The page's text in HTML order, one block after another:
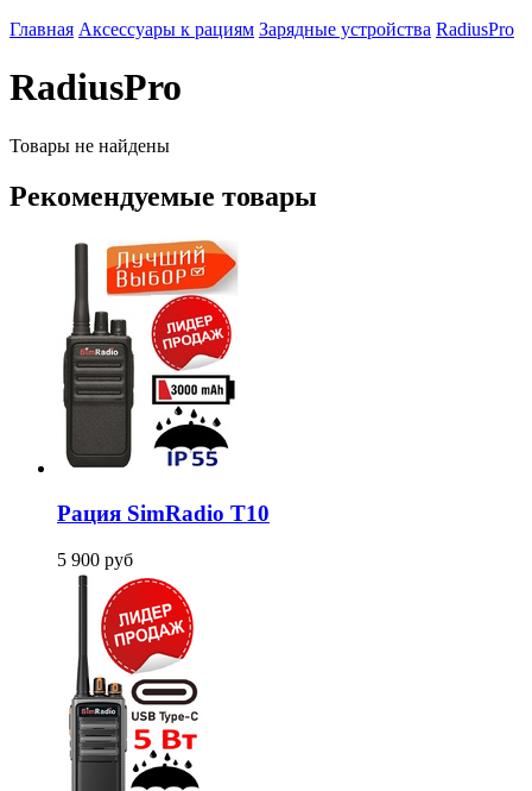
Главная Аксессуары к рациям Зарядные устройства RadiusPro
RadiusPro
Товары не найдены
Рекомендуемые товары
Рация SimRadio T10
5 900 руб